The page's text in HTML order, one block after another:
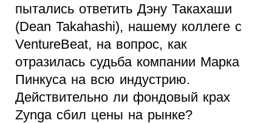
пытались ответить Дэну Такахаши
(Dean Takahashi), нашему коллеге с
VentureBeat, на вопрос, как
отразилась судьба компании Марка
Пинкуса на всю индустрию.
Действительно ли фондовый крах
Zynga сбил цены на рынке?